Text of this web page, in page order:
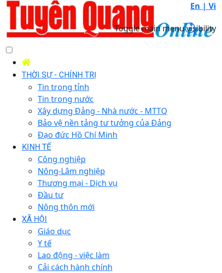
En | Vi
Toggle main menu visibility
THỜI SỰ - CHÍNH TRỊ
Tin trong tỉnh
Tin trong nước
Xây dựng Đảng - Nhà nước - MTTQ
Bảo vệ nền tảng tư tưởng của Đảng
Đạo đức Hồ Chí Minh
KINH TẾ
Công nghiệp
Nông-Lâm nghiệp
Thương mại - Dịch vụ
Đầu tư
Nông thôn mới
XÃ HỘI
Giáo dục
Y tế
Lao động - việc làm
Cải cách hành chính